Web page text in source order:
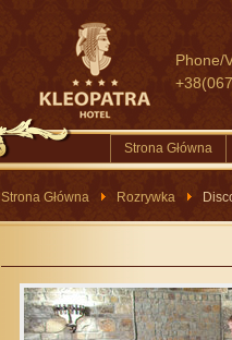
Phone/
Strona Główna
Strona Główna Rozrywka